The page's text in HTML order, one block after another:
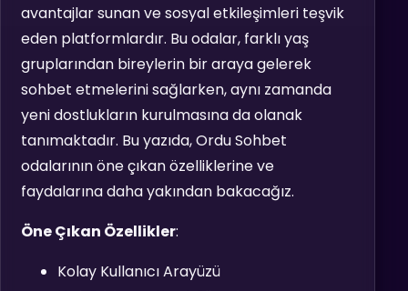
avantajlar sunan ve sosyal etkileşimleri teşvik
eden platformlardır. Bu odalar, farklı yaş
gruplarından bireylerin bir araya gelerek
sohbet etmelerini sağlarken, aynı zamanda
yeni dostlukların kurulmasına da olanak
tanımaktadır. Bu yazıda, Ordu Sohbet
odalarının öne çıkan özelliklerine ve
faydalarına daha yakından bakacağız.
Öne Çıkan Özellikler:
Kolay Kullanıcı Arayüzü